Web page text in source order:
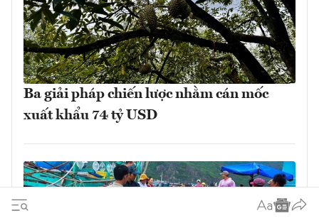
Ba giải pháp chiến lược nhằm cán mốc
xuất khẩu 74 tỷ USD